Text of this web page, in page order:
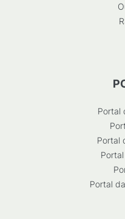
Portal
Portal
Portal